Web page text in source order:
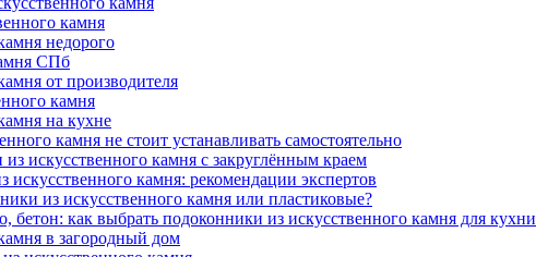
камня
недорого
СПб
от производителя
камня
на кухне
камня не стоит устанавливать самостоятельно
искусственного камня с закруглённым краем
искусственного камня: рекомендации экспертов
из искусственного камня или пластиковые?
бетон: как выбрать подоконники из искусственного камня для кухни
в загородный дом